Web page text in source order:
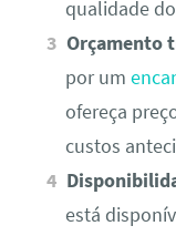
qualidade
Orçamento
por um
ofereça
custos
está